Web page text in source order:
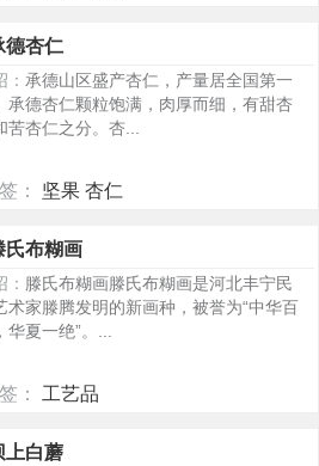
德杏仁
： 承德山区盛产杏仁，产量居全国第一
承德杏仁颗粒饱满，肉厚而细，有甜杏
苦杏仁之分。杏...
： 坚果 杏仁
氏布糊画
： 滕氏布糊画滕氏布糊画是河北丰宁民
术家滕腾发明的新画种，被誉为“中华百
华夏一绝”。...
： 工艺品
上白蘑